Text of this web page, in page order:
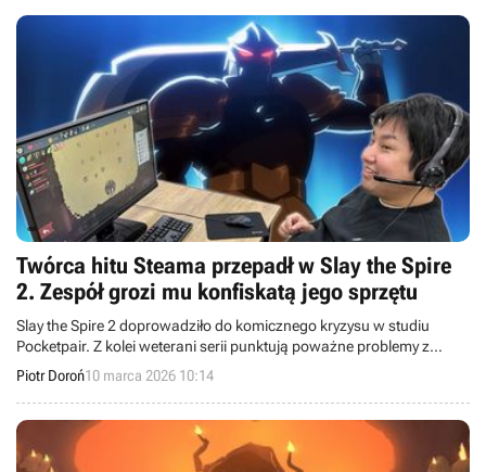
Twórca hitu Steama przepadł w Slay the Spire
2. Zespół grozi mu konfiskatą jego sprzętu
Slay the Spire 2 doprowadziło do komicznego kryzysu w studiu
Pocketpair. Z kolei weterani serii punktują poważne problemy z
balansem nowej produkcji.
Piotr Doroń10 marca 2026 10:14